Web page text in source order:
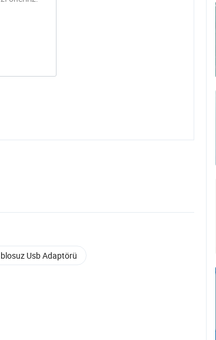
Usb Adaptörü